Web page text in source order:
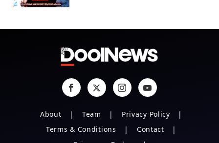
About Team
Privacy Policy
Terms & Conditions
Contact